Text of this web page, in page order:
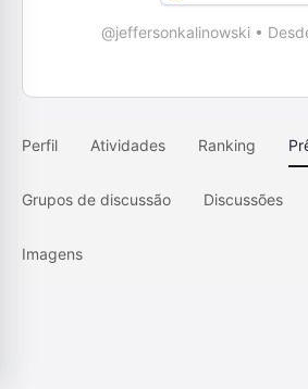
@jeffersonkalinowski •
Perfil Atividades Ranking
Grupos de discussão Discussões
Imagens